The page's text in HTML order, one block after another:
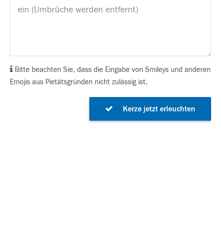
Bitte beachten Sie, dass die Eingabe von Smileys und anderen
Emojis aus Pietätsgründen nicht zulässig ist.
Kerze jetzt erleuchten